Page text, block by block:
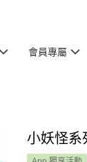
會員專屬
小妖怪系